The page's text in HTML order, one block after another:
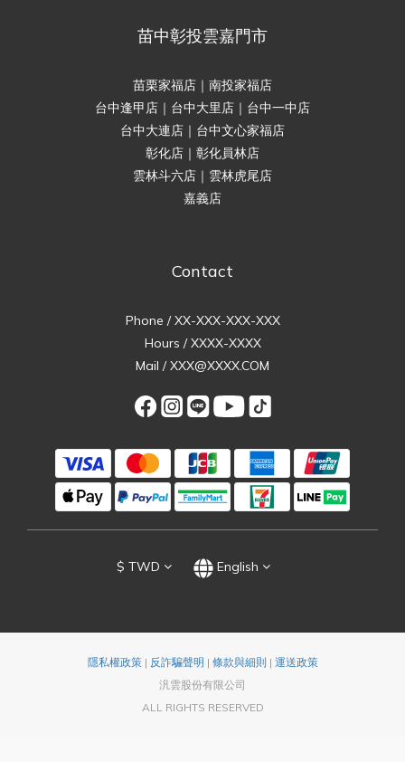
苗中彰投雲嘉門市
苗栗家福店｜南投家福店
台中逢甲店｜台中大里店｜台中一中店
台中大連店｜台中文心家福店
彰化店｜彰化員林店
雲林斗六店｜雲林虎尾店
嘉義店
Contact
Phone / XX-XXX-XXX-XXX
Hours / XXXX-XXXX
Mail / XXX@XXXX.COM
$ TWD English
隱私權政策| 反詐騙聲明 | 條款與細則 | 運送政策
汎雲股份有限公司
ALL RIGHTS RESERVED